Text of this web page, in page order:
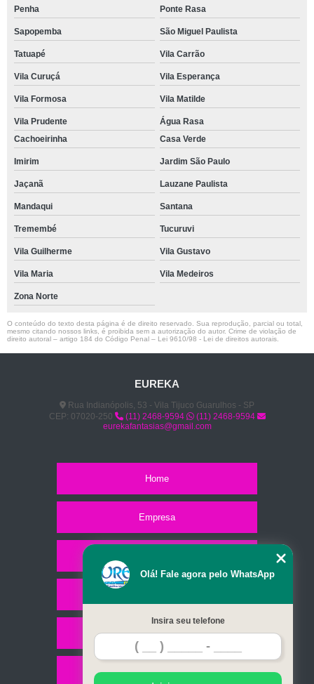
Penha Ponte Rasa
Sapopemba São Miguel Paulista
Tatuapé Vila Carrão
Vila Curuçá Vila Esperança
Vila Formosa Vila Matilde
Vila Prudente
Água Rasa
Cachoeirinha
Casa Verde
Imirim Jardim São Paulo
Jaçanã Lauzane Paulista
Mandaqui Santana
Tremembé Tucuruvi
Vila Guilherme Vila Gustavo
Vila Maria Vila Medeiros
Zona Norte
O conteúdo do texto desta página é de direito reservado. Sua reprodução, parcial ou total,
mesmo citando nossos links, é proibida sem a autorização do autor. Crime de violação de
direito autoral – artigo 184 do Código Penal – Lei 9610/98 - Lei de direitos autorais
EUREKA
Rua Indianópolis, 53 - Vila Tijuco Guarulhos - SP
CEP: 07020-250
(11) 2468-9594
(11) 2468-9594
eurekafantasias@gmail.com
Home
Empresa
Contato
Mapa do site
Olá! Fale agora pelo WhatsApp
Insira seu telefone